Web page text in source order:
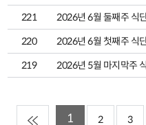
221
2026년 6월 둘째주 식
220
2026년 6월 첫째주 식
219
2026년 5월 마지막주
1 2 3